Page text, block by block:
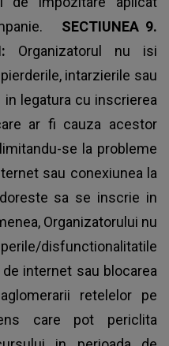
SECTIUNEA 9.
Organizatorul nu isi
intarzierile sau
legatura cu inscrierea
ar fi cauza acestor
se la probleme
sau conexiunea la
sa se inscrie in
Organizatorului nu
disfunctionalitatile
internet sau blocarea
retelelor pe
care pot periclita